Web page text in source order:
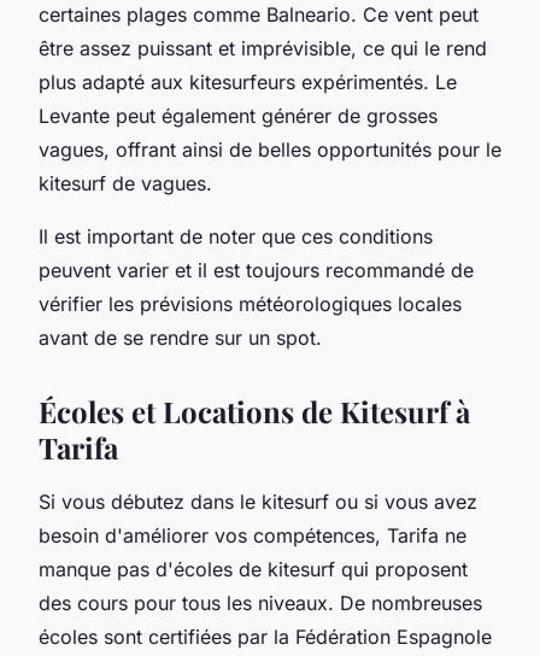
certaines plages comme Balneario. Ce vent peut
être assez puissant et imprévisible, ce qui le rend
plus adapté aux kitesurfeurs expérimentés. Le
Levante peut également générer de grosses
vagues, offrant ainsi de belles opportunités pour le
kitesurf de vagues.
Il est important de noter que ces conditions
peuvent varier et il est toujours recommandé de
vérifier les prévisions météorologiques locales
avant de se rendre sur un spot.
Écoles et Locations de Kitesurf à
Tarifa
Si vous débutez dans le kitesurf ou si vous avez
besoin d'améliorer vos compétences, Tarifa ne
manque pas d'écoles de kitesurf qui proposent
des cours pour tous les niveaux. De nombreuses
écoles sont certifiées par la Fédération Espagnole